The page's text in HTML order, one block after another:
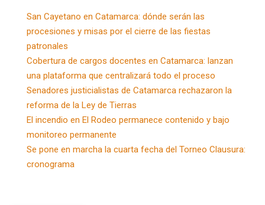
San Cayetano en Catamarca: dónde serán las
procesiones y misas por el cierre de las fiestas
patronales
Cobertura de cargos docentes en Catamarca: lanzan
una plataforma que centralizará todo el proceso
Senadores justicialistas de Catamarca rechazaron la
reforma de la Ley de Tierras
El incendio en El Rodeo permanece contenido y bajo
monitoreo permanente
Se pone en marcha la cuarta fecha del Torneo Clausura:
cronograma